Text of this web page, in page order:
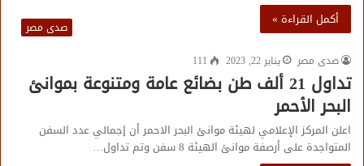
أكمل القراءة »
صدى مصر
صدى مصر
يناير 22, 2023 111
تداول 21 ألف طن بضائع عامة ومتنوعة بموانئ
البحر الأحمر
اعلن المركز الإعلامي لهيئة موانئ البحر الاحمر أن إجمالي عدد السفن
المتواجدة على أرصفة موانئ الهيئة 8 سفن وتم تداول…